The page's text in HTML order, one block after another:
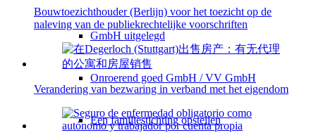
GmbH uitgelegd
Onroerend goed GmbH / VV GmbH
Een familiestichting opstellen
Bouwtoezichthouder (Berlijn) voor het toezicht op de
naleving van de publiekrechtelijke voorschriften
Verandering van bezwaring in verband met het eigendom